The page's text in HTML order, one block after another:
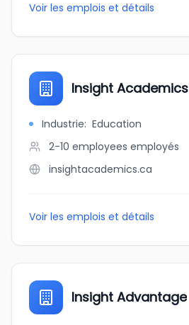
Voir les emplois et détails
Insight Academics
Industrie: Education
2-10 employees employés
insightacademics.ca
Voir les emplois et détails
Insight Advantage